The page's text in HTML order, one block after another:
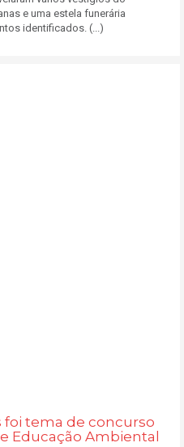
e uma estela funerária
identificados. (...)
foi tema de concurso
Educação Ambiental